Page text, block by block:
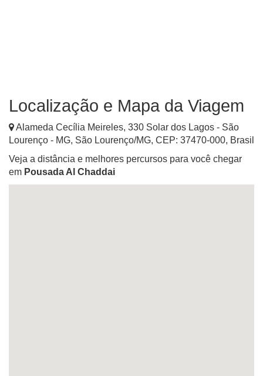
Localização e Mapa da Viagem
Alameda Cecília Meireles, 330 Solar dos Lagos - São
Lourenço - MG, São Lourenço/MG, CEP: 37470-000, Brasil
Veja a distância e melhores percursos para você chegar
em Pousada Al Chaddai